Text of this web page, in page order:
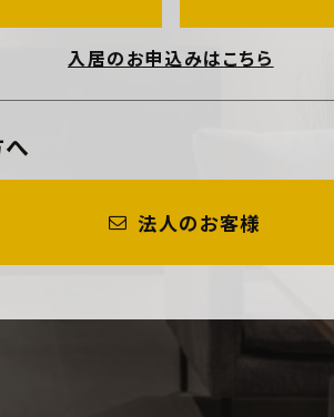
入居のお申込みはこちら
法人のお客様